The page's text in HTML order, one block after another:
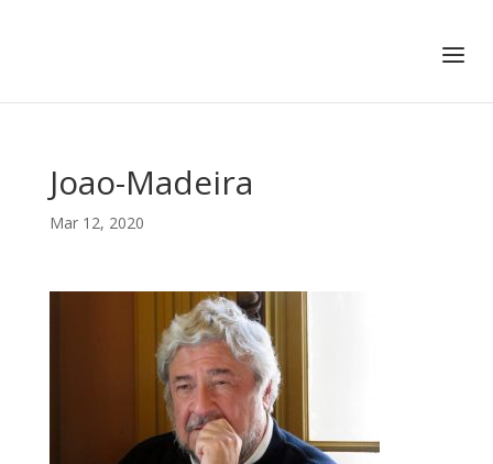
Joao-Madeira
Mar 12, 2020